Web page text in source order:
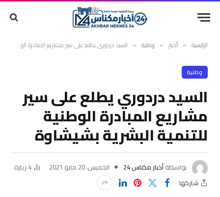
الرئيسية » أخبار » وطنية » السيد دردوري يطلع على سير مشاريع المبادرة الوطنية للتنمية البشرية بشيشاوة
وطنية
السيد دردوري يطلع على سير
مشاريع المبادرة الوطنية
للتنمية البشرية بشيشاوة
بواسطةأخبار مكناس 24 الخميس، 20 مايو 2021 4 زيارة
شاركها